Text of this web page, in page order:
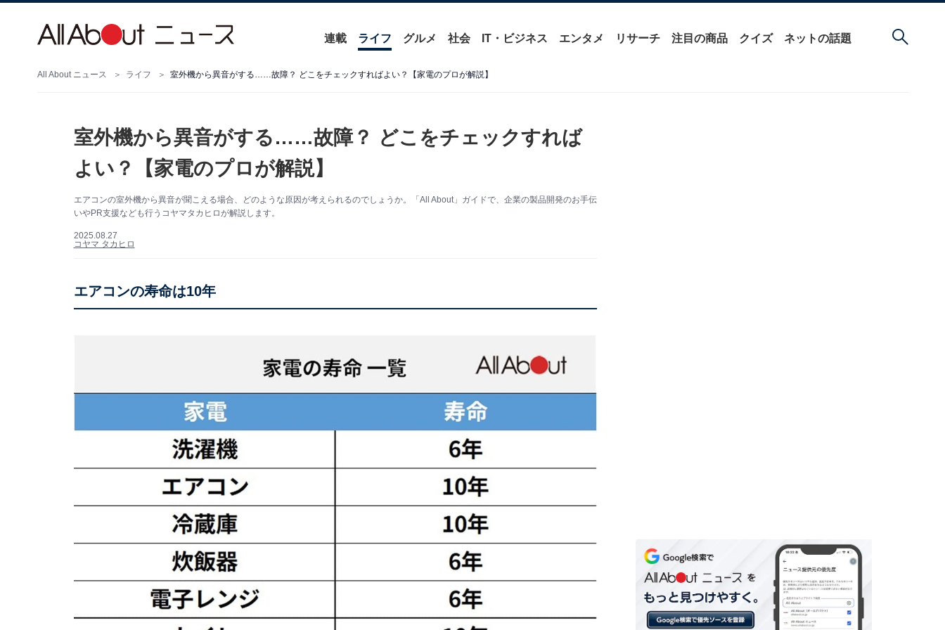
連載 ライフ グルメ 社会 IT・ビジネス エンタメ リサーチ 注目の商品 クイズ ネットの話題
All About ニュース ライフ 室外機から異音がする……故障？ どこをチェックすればよい？【家電のプロが解説】
室外機から異音がする……故障？ どこをチェックすれば
よい？【家電のプロが解説】
エアコンの室外機から異音が聞こえる場合、どのような原因が考えられるのでしょうか。「All About」ガイドで、企業の製品開発のお手伝
いやPR支援なども行うコヤマタカヒロが解説します。
2025.08.27
コヤマ タカヒロ
エアコンの寿命は10年